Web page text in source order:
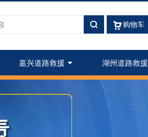
购物车
嘉兴道路救援 湖州道路救援